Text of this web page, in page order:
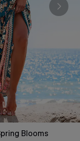
Blooms